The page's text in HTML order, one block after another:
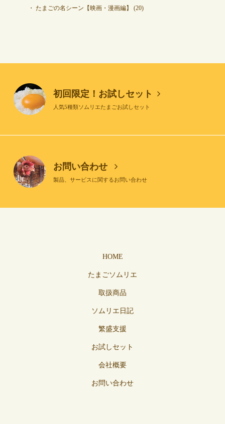
たまごの名シーン【映画・漫画編】
(20)
初回限定！お試しセット
人気5種類ソムリエたまごお試しセット
お問い合わせ
製品、サービスに関するお問い合わせ
HOME
たまごソムリエ
取扱商品
ソムリエ日記
繁盛支援
お試しセット
会社概要
お問い合わせ